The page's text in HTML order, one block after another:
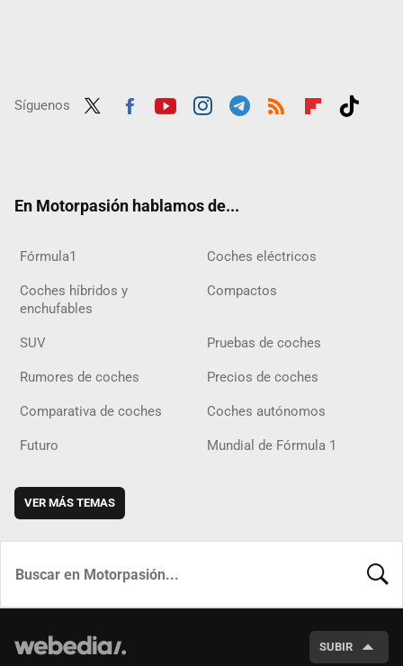
Síguenos
En Motorpasión hablamos de...
Fórmula1 Coches eléctricos
Coches híbridos y
enchufables
Compactos
SUV Pruebas de coches
Rumores de coches Precios de coches
Comparativa de coches Coches autónomos
Futuro Mundial de Fórmula 1
VER MÁS TEMAS
SUBIR